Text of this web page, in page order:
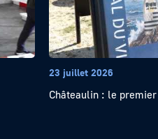
23 juillet 2026
Châteaulin : le